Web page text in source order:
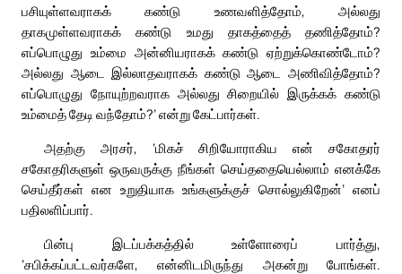
பசியுள்ளவராகக் கண்டு உணவளித்தோம், அல்லது
தாகமுள்ளவராகக் கண்டு உமது தாகத்தைத் தணித்தோம்?
எப்பொழுது உம்மை அன்னியராகக் கண்டு ஏற்றுக்கொண்டோம்?
அல்லது ஆடை இல்லாதவராகக் கண்டு ஆடை அணிவித்தோம்?
எப்பொழுது நோயுற்றவராக அல்லது சிறையில் இருக்கக் கண்டு
உம்மைத் தேடி வந்தோம்?’ என்று கேட்பார்கள்.
அதற்கு அரசர், ‘மிகச் சிறியோராகிய என் சகோதரர்
சகோதரிகளுள் ஒருவருக்கு நீங்கள் செய்ததையெல்லாம் எனக்கே
செய்தீர்கள் என உறுதியாக உங்களுக்குச் சொல்லுகிறேன்’ எனப்
பதிலளிப்பார்.
பின்பு இடப்பக்கத்தில் உள்ளோரைப் பார்த்து,
‘சபிக்கப்பட்டவர்களே, என்னிடமிருந்து அகன்று போங்கள்.